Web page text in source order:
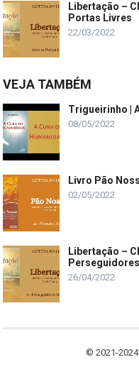
Libertação –
Portas Livres
22/03/2022
VEJA TAMBÉM
Trigueirinho |
08/05/2022
Livro Pão
02/05/2022
Libertação –
26/04/2022
© 2021-2024